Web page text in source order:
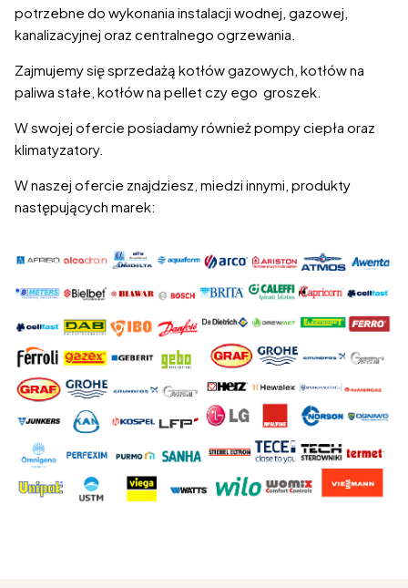
potrzebne do wykonania instalacji wodnej, gazowej,
kanalizacyjnej oraz centralnego ogrzewania.
Zajmujemy się sprzedażą kotłów gazowych, kotłów na
paliwa stałe, kotłów na pellet czy ego groszek.
W swojej ofercie posiadamy również pompy ciepła oraz
klimatyzatory.
W naszej ofercie znajdziesz, miedzi innymi, produkty
następujących marek: